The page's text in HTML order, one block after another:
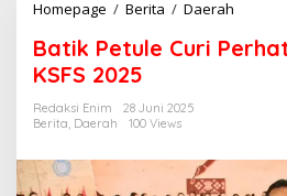
Homepage / Berita / Daerah
t
Batik Petule Curi
KSFS 2025
Redaksi Enim
28 Juni 2025
Berita, Daerah 100 Views